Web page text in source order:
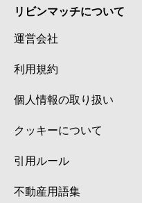
リビンマッチについて
運営会社
利用規約
個人情報の取り扱い
クッキーについて
引用ルール
不動産用語集